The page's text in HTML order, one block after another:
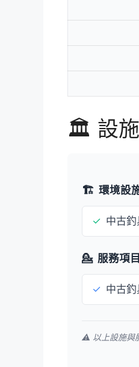
🏛️ 設
🏗️ 環境設
✓ 中古
💁 服務項目
✓ 中古
⚠️ 以上設施與